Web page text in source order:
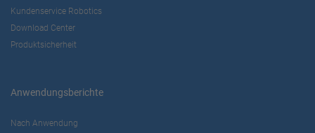
Kundenservice Robotics
Download Center
Produktsicherheit
Anwendungsberichte
Nach Anwendung